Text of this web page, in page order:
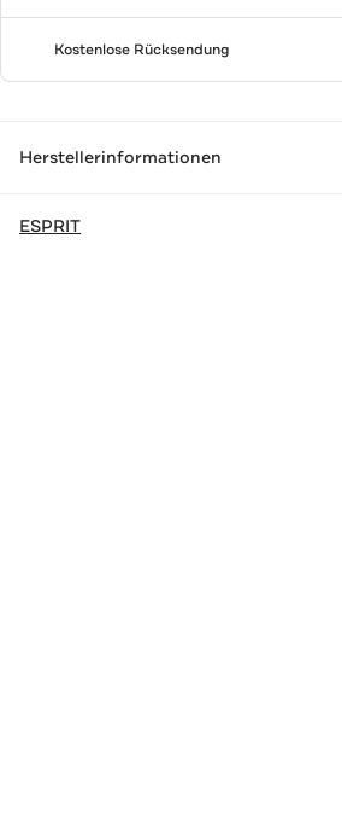
Kostenlose Rücksendung
Herstellerinformationen
ESPRIT